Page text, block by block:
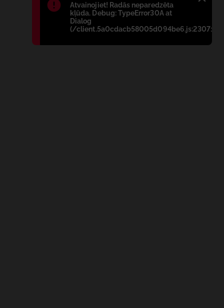
Błąd:
Atvainojiet! Radās neparedzēta
kļūda. Debug: TypeError30A at
Dialog
(/